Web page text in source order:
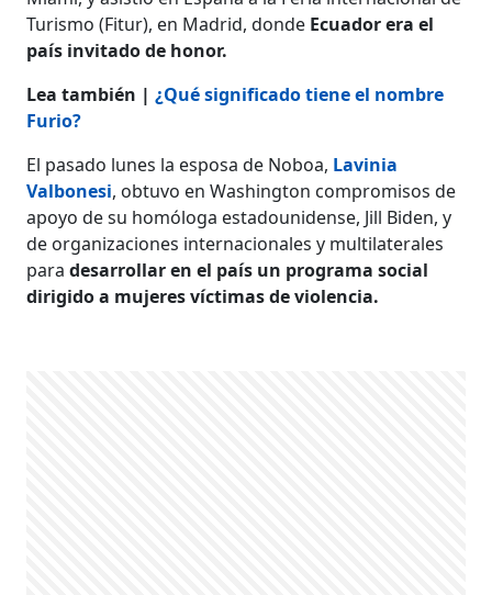
Turismo (Fitur), en Madrid, donde Ecuador era el
país invitado de honor.
Lea también | ¿Qué significado tiene el nombre
Furio?
El pasado lunes la esposa de Noboa, Lavinia
Valbonesi, obtuvo en Washington compromisos de
apoyo de su homóloga estadounidense, Jill Biden, y
de organizaciones internacionales y multilaterales
paradesarrollar en el país un programa social
dirigido a mujeres víctimas de violencia.